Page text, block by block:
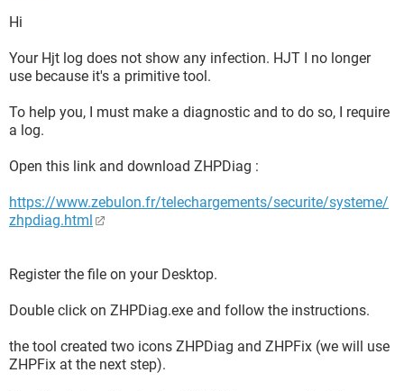
programa\LogMeIn\x86\LMIGuardianSvc.exe
C:\Archivos de programa\LogMeIn\x86\LogMeIn.exe
C:\Archivos de programa\Panda Security\WAC\PsCtrlS.exe
C:\Archivos de programa\Panda
Security\WAC\PSIMSVC.EXE
Micro\RUBotted\RUBotSrv.exe
Pack\SeaPort\SeaPort.exe
C:\WINDOWS\system32\svchost.exe
C:\WINDOWS\system32\SearchIndexer.exe
Security\WAC\WebProxy.exe
Agent\HostedAgent\HostedAgent.exe
C:\Archivos de programa\Trend Micro\Client Server Security
Hi
Your Hjt log does not show any infection. HJT I no longer
use because it's a primitive tool.
To help you, I must make a diagnostic and to do so, I require
a log.
Open this link and download ZHPDiag :
https://www.zebulon.fr/telechargements/securite/systeme/
zhpdiag.html
Register the file on your Desktop.
Double click on ZHPDiag.exe and follow the instructions.
the tool created two icons ZHPDiag and ZHPFix (we will use
ZHPFix at the next step).